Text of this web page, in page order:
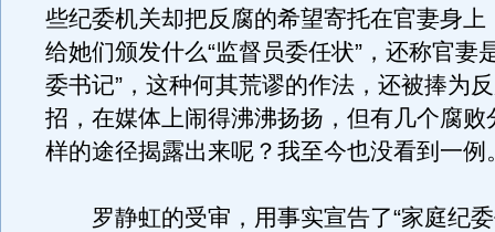
些纪委机关却把反腐的希望寄托在官妻身上
给她们颁发什么“监督员委任状”，还称官妻
委书记”，这种何其荒谬的作法，还被捧为
招，在媒体上闹得沸沸扬扬，但有几个腐败
样的途径揭露出来呢？我至今也没看到一例
罗静虹的受审，用事实宣告了“家庭纪委